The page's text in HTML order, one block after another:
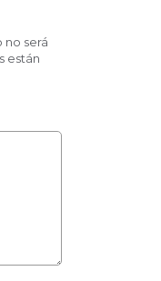
será
están